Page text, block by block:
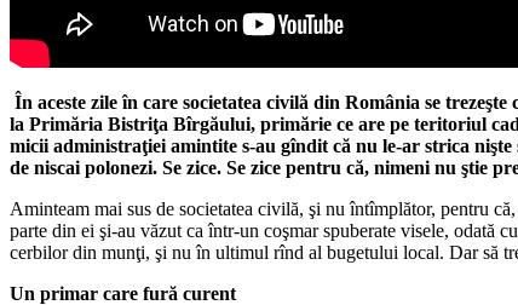
În aceste zile în care societatea civilă din România se
la Primăria Bistriţa Bîrgăului, primărie ce are pe teritoriul
micii administraţiei amintite s-au gîndit că nu le-ar strica
de niscai polonezi. Se zice. Se zice pentru că, nimeni nu ştie
Aminteam mai sus de societatea civilă, şi nu întîmplător, pentru
parte din ei şi-au văzut ca într-un coşmar spuberate visele,
cerbilor din munţi, şi nu în ultimul rînd al bugetului local. Dar să
Un primar care fură curent